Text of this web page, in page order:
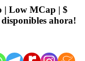
| Low MCap | $
ahora!